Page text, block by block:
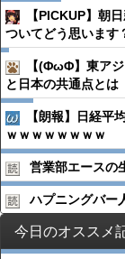
【PICKUP】朝
ついてどう思います
【(ΦωΦ】東ア
と日本の共通点とは
【朗報】日経
ｗｗｗｗｗｗｗｗ
営業部エースの
ハプニングバー
今日のオススメ